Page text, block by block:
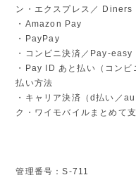
ン・エクスプレス／ Diners
・Amazon Pay
・PayPay
・コンビニ決済／Pay-
・Pay ID あと払い（コン
払い方法
・キャリア決済（d払い／
ク・ワイモバイルまとめて支
管理番号：S-711